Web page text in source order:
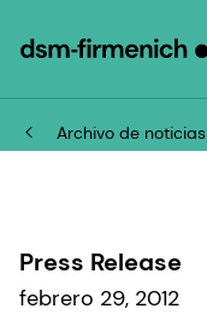
Archivo de noticias
Press Release
febrero 29, 2012